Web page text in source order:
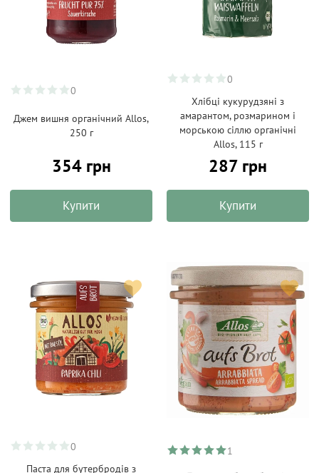
0
Джем вишня органічний Allos,
250 г
354 грн
Купити
0
Хлібці кукурудзяні з
амарантом, розмарином і
морською сіллю органічні
Allos, 115 г
287 грн
Купити
0
Паста для бутербродів з
1